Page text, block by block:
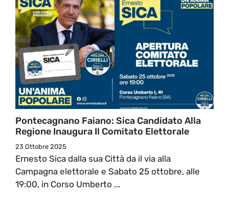
Pontecagnano Faiano: Sica Candidato Alla
Regione Inaugura Il Comitato Elettorale
23 Ottobre 2025
Ernesto Sica dalla sua Città da il via alla
Campagna elettorale e Sabato 25 ottobre, alle
19:00, in Corso Umberto ...